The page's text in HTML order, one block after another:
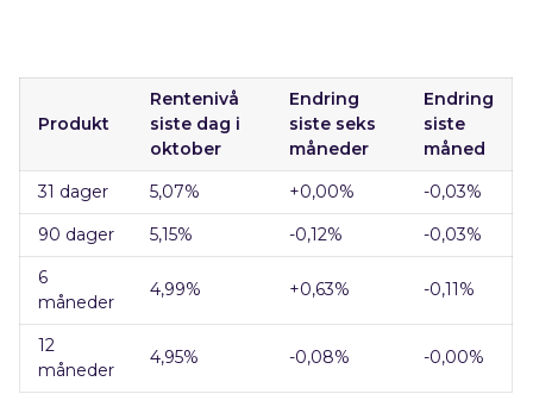
Produkt
Rentenivå
siste dag i
oktober
Endring
siste seks
måneder
Endring
siste
måned
31 dager
5,07% +0,00%
-0,03%
90 dager
5,15% -0,12%
-0,03%
6
måneder
4,99% +0,63% -0,11%
12
måneder
4,95% -0,08% -0,00%